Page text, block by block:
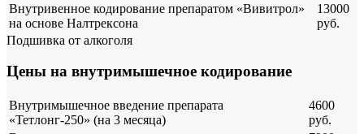
Внутривенное кодирование препаратом «Вивитрол»
на основе Налтрексона
13000
руб.
Подшивка от алкоголя
Цены на внутримышечное кодирование
Внутримышечное введение препарата
«Тетлонг-250» (на 3 месяца)
4600
руб.